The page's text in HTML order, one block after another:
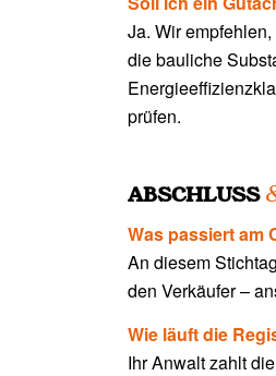
Ja. Wir
die bauliche
prüfen.
ABSCHLUSS
Was passiert am
An diesem
den Verkäufer –
Wie läuft die
Ihr Anwalt zahlt